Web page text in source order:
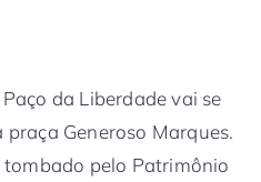
da Liberdade vai se
Generoso Marques.
pelo Patrimônio